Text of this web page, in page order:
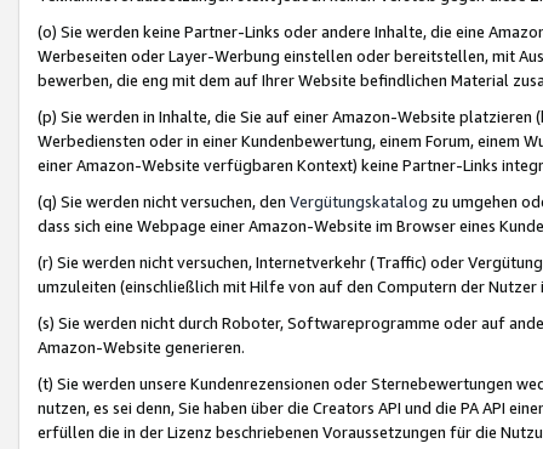
(o) Sie werden keine Partner-Links oder andere Inhalte, die eine
Werbeseiten oder Layer-Werbung einstellen oder bereitstellen, mit
bewerben, die eng mit dem auf Ihrer Website befindlichen Material
(p) Sie werden in Inhalte, die Sie auf einer Amazon-Website
Werbediensten oder in einer Kundenbewertung, einem Forum, einem
einer Amazon-Website verfügbaren Kontext) keine Partner-Links
(q) Sie werden nicht versuchen, den Vergütungskatalog zu umgehen
dass sich eine Webpage einer Amazon-Website im Browser eines
(r) Sie werden nicht versuchen, Internetverkehr (Traffic) oder
umzuleiten (einschließlich mit Hilfe von auf den Computern der
(s) Sie werden nicht durch Roboter, Softwareprogramme oder auf
Amazon-Website generieren.
(t) Sie werden unsere Kundenrezensionen oder Sternebewertungen
nutzen, es sei denn, Sie haben über die Creators API und die PA API
erfüllen die in der Lizenz beschriebenen Voraussetzungen für die